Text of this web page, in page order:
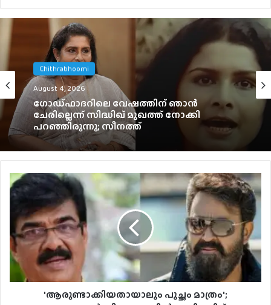
Chithrabhoomi
August 4, 2026
ഗോഡ്ഫാദറിലെ വേഷത്തിന് ഞാൻ
ചേരില്ലെന്ന് സിദ്ധിഖ് മുഖത്ത് നോക്കി
പറഞ്ഞിരുന്നു; സീനത്ത്
English
August 2, 2026
ഇന്ത്യയിൽ ഒഡീസി കളക്ഷനെ മറികടന്ന്
സ്‌പൈഡർമാൻ
'ആരുണ്ടാക്കിയതായാലും പുച്ഛം മാത്രം';